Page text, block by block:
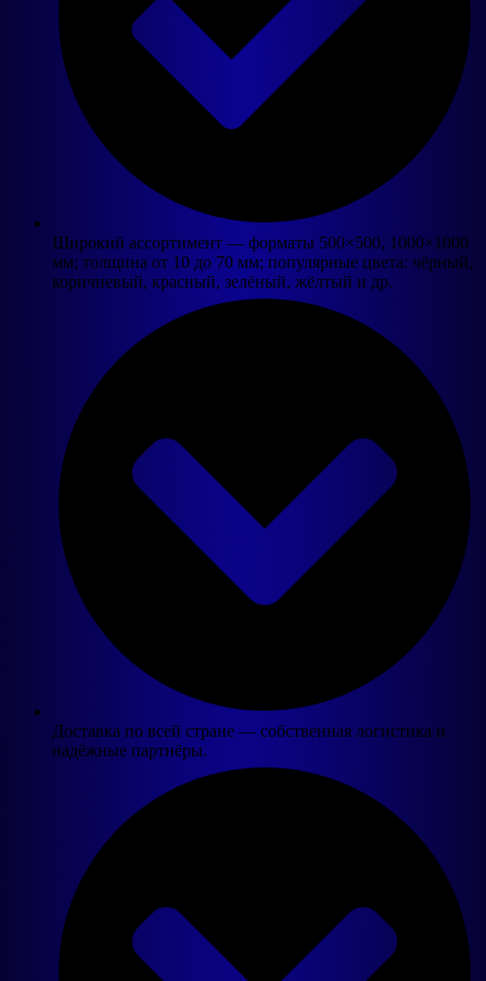
Широкий ассортимент — форматы 500×500, 1000×1000
мм; толщина от 10 до 70 мм; популярные цвета: чёрный,
коричневый, красный, зелёный, жёлтый и др.
Доставка по всей стране — собственная логистика и
надёжные партнёры.